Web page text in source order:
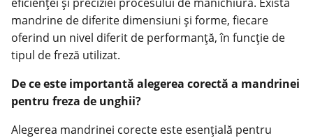
mandrine de diferite dimensiuni și forme, fiecare
oferind un nivel diferit de performanță, în funcție de
tipul de freză utilizat.
De ce este importantă alegerea corectă a mandrinei
pentru freza de unghii?
Alegerea mandrinei corecte este esențială pentru